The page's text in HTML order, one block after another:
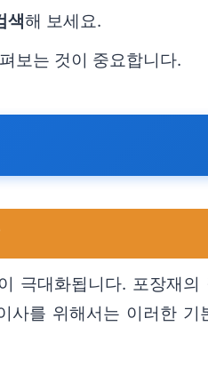
색해 보세요.
보는 것이 중요합니다.
극대화됩니다. 포장재
를 위해서는 이러한